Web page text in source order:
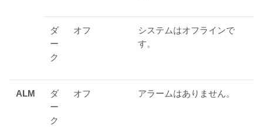
ダ
ー
ク
オフ
システムはオフラインで
す。
ALM
ダ
ー
ク
オフ アラームはありません。